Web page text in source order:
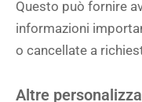
Questo può fornire
informazioni
o cancellate a
Altre